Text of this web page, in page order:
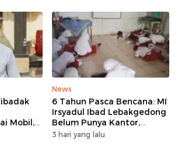
Mobil,
News
6 Tahun Pasca Bencana: MI
Irsyadul Ibad Lebakgedong
Belum Punya Kantor,
Belajar Tanpa Meja-Kursi
3 hari yang lalu